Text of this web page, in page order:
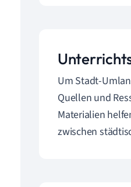
Um Stadt-
Quellen und
Materialien
zwischen